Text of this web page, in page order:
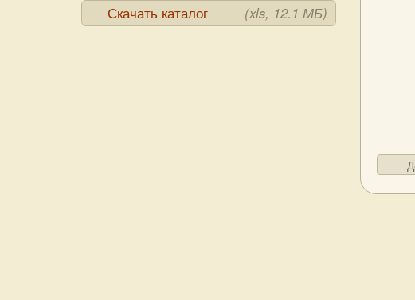
Скачать каталог (xls, 12.1 МБ)